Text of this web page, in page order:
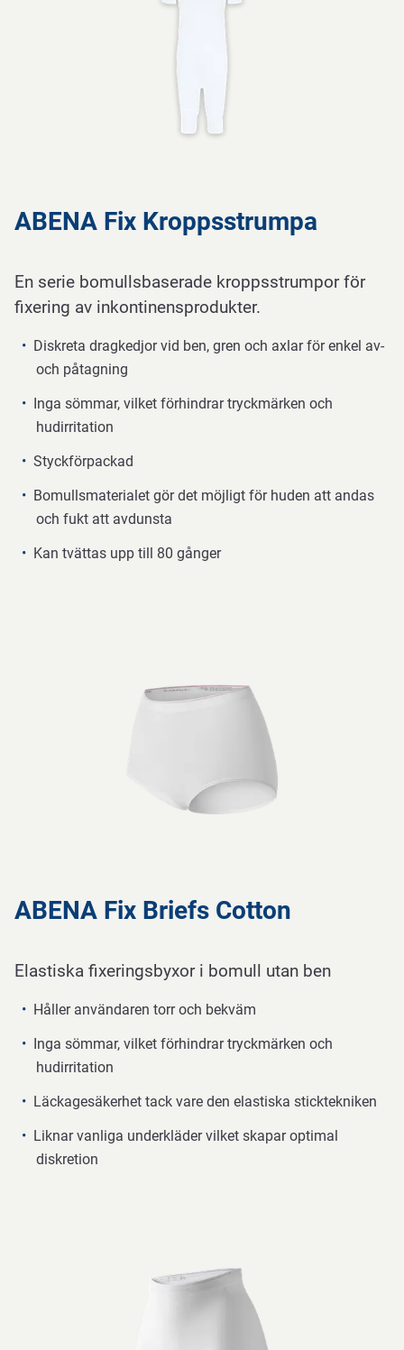
ABENA Fix Kroppsstrumpa
En serie bomullsbaserade kroppsstrumpor för
fixering av inkontinensprodukter.
Diskreta dragkedjor vid ben, gren och axlar för enkel av-
och påtagning
Inga sömmar, vilket förhindrar tryckmärken och
hudirritation
Styckförpackad
Bomullsmaterialet gör det möjligt för huden att andas
och fukt att avdunsta
Kan tvättas upp till 80 gånger
ABENA Fix Briefs Cotton
Elastiska fixeringsbyxor i bomull utan ben
Håller användaren torr och bekväm
Inga sömmar, vilket förhindrar tryckmärken och
hudirritation
Läckagesäkerhet tack vare den elastiska sticktekniken
Liknar vanliga underkläder vilket skapar optimal
diskretion